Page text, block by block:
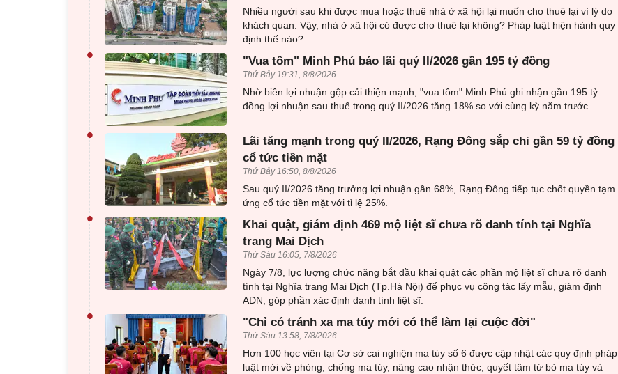
Nhiều người sau khi được mua hoặc thuê nhà ở xã hội lại muốn cho thuê lại vì lý do
khách quan. Vậy, nhà ở xã hội có được cho thuê lại không? Pháp luật hiện hành quy
định thế nào?
• "Vua tôm" Minh Phú báo lãi quý II/2026 gần 195 tỷ đồng
Thứ Bảy 19:31, 8/8/2026
Nhờ biên lợi nhuận gộp cải thiện mạnh, "vua tôm" Minh Phú ghi nhận gần 195 tỷ
đồng lợi nhuận sau thuế trong quý II/2026 tăng 18% so với cùng kỳ năm trước.
•
Lãi tăng mạnh trong quý II/2026, Rạng Đông sắp chi gần 59 tỷ đồng
cổ tức tiền mặt
Thứ Bảy 16:50, 8/8/2026
Sau quý II/2026 tăng trưởng lợi nhuận gần 68%, Rạng Đông tiếp tục chốt quyền tạm
ứng cổ tức tiền mặt với tỉ lệ 25%.
•
Khai quật, giám định 469 mộ liệt sĩ chưa rõ danh tính tại Nghĩa
trang Mai Dịch
Thứ Sáu 16:05, 7/8/2026
Ngày 7/8, lực lượng chức năng bắt đầu khai quật các phần mộ liệt sĩ chưa rõ danh
tính tại Nghĩa trang Mai Dịch (Tp.Hà Nội) để phục vụ công tác lấy mẫu, giám định
ADN, góp phần xác định danh tính liệt sĩ.
• "Chỉ có tránh xa ma túy mới có thể làm lại cuộc đời"
Thứ Sáu 13:58, 7/8/2026
Hơn 100 học viên tại Cơ sở cai nghiện ma túy số 6 được cập nhật các quy định pháp
luật mới về phòng, chống ma túy, nâng cao nhận thức, quyết tâm từ bỏ ma túy và